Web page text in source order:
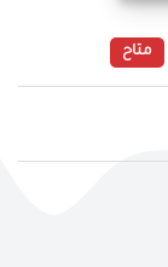
متاح